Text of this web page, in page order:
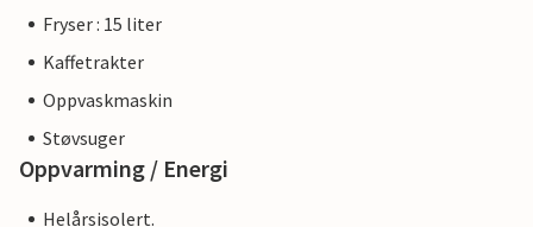
Fryser : 15 liter
Kaffetrakter
Oppvaskmaskin
Støvsuger
Oppvarming / Energi
Helårsisolert.